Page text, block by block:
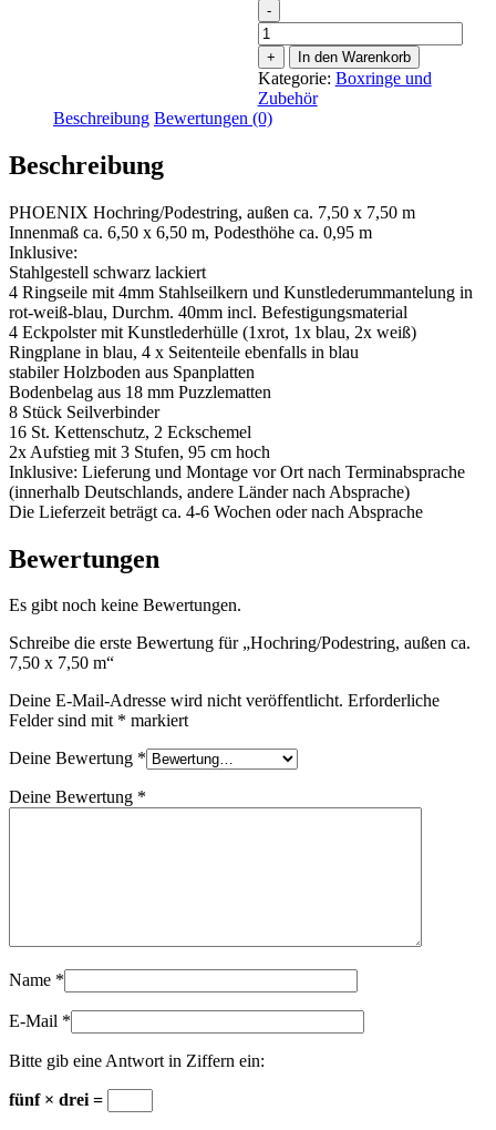
-
Hochring/Podestring,
außen
ca.
7,50
x
7,50
+ In den Warenkorb
Kategorie: Boxringe und
Zubehör
Beschreibung Bewertungen (0)
Beschreibung
PHOENIX Hochring/Podestring, außen ca. 7,50 x 7,50 m
Innenmaß ca. 6,50 x 6,50 m, Podesthöhe ca. 0,95 m
Inklusive:
Stahlgestell schwarz lackiert
4 Ringseile mit 4mm Stahlseilkern und Kunstlederummantelung in
rot-weiß-blau, Durchm. 40mm incl. Befestigungsmaterial
4 Eckpolster mit Kunstlederhülle (1xrot, 1x blau, 2x weiß)
Ringplane in blau, 4 x Seitenteile ebenfalls in blau
stabiler Holzboden aus Spanplatten
Bodenbelag aus 18 mm Puzzlematten
8 Stück Seilverbinder
16 St. Kettenschutz, 2 Eckschemel
2x Aufstieg mit 3 Stufen, 95 cm hoch
Inklusive: Lieferung und Montage vor Ort nach Terminabsprache
(innerhalb Deutschlands, andere Länder nach Absprache)
Die Lieferzeit beträgt ca. 4-6 Wochen oder nach Absprache
Bewertungen
Es gibt noch keine Bewertungen.
Schreibe die erste Bewertung für „Hochring/Podestring, außen ca.
7,50 x 7,50 m“
Deine E-Mail-Adresse wird nicht veröffentlicht. Erforderliche
Felder sind mit * markiert
Deine Bewertung *
Deine Bewertung *
Name *
E-Mail *
Bitte gib eine Antwort in Ziffern ein:
fünf × drei =